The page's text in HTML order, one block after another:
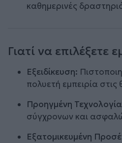
καθημερινές
Γιατί να επιλέξετε
Εξειδίκευση:
πολυετή εμπειρία
Προηγμένη
σύγχρονων και
Εξατομικευμένη